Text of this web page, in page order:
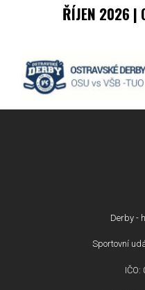
ŘÍJEN 2026 |
Derby -
Sportovní
IČO: